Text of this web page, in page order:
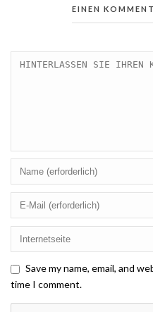
EINEN
Save my name, email, and
time I comment.